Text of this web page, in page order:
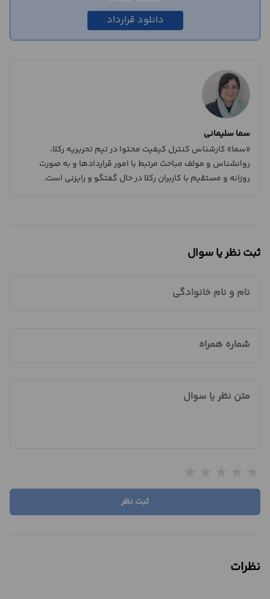
دانلود قرارداد
سما سلیمانی
«سما» کارشناس کنترل کیفیت محتوا در تیم تحریریه رکلا،
روانشناس و مولف مباحث مرتبط با امور قراردادها و به صورت
روزانه و مستقیم با کاربران رکلا در حال گفتگو و رایزنی است.
ثبت نظر یا سوال
نام و نام خانوادگی
شماره همراه
متن نظر یا سوال
ثبت نظر
نظرات